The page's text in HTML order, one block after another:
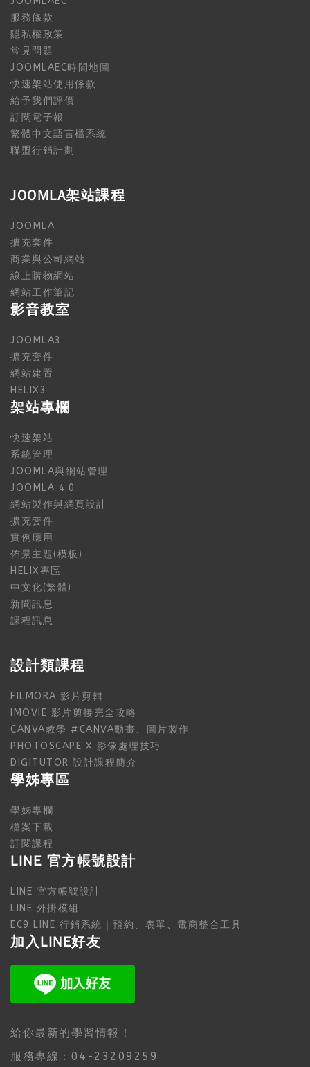
服務條款
隱私權政策
常見問題
JOOMLAEC時間地圖
快速架站使用條款
給予我們評價
訂閱電子報
繁體中文語言檔系統
聯盟行銷計劃
JOOMLA架站課程
JOOMLA
擴充套件
商業與公司網站
線上購物網站
網站工作筆記
影音教室
JOOMLA3
擴充套件
網站建置
HELIX3
架站專欄
快速架站
系統管理
JOOMLA與網站管理
JOOMLA 4.0
網站製作與網頁設計
擴充套件
實例應用
佈景主題(模板)
HELIX專區
中文化(繁體)
新聞訊息
課程訊息
設計類課程
FILMORA 影片剪輯
IMOVIE 影片剪接完全攻略
CANVA教學 #CANVA動畫、圖片製作
PHOTOSCAPE X 影像處理技巧
DIGITUTOR 設計課程簡介
學姊專區
學姊專欄
檔案下載
訂閱課程
LINE 官方帳號設計
LINE 官方帳號設計
LINE 外掛模組
EC9 LINE 行銷系統｜預約、表單、電商整合工具
加入LINE好友
給你最新的學習情報！
服務專線：04-23209259